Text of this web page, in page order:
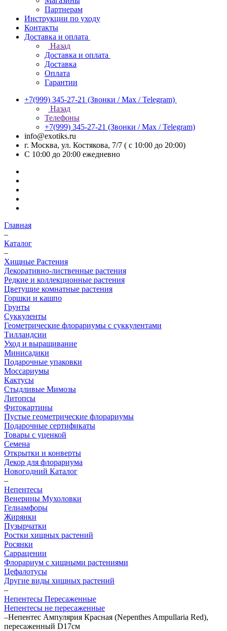
Партнерам
Инструкции по уходу
Контакты
Доставка и оплата
Назад
Доставка и оплата
Доставка
Оплата
Гарантии
+7(999) 345-27-21 (Звонки / Max / Telegram)
Назад
Телефоны
+7(999) 345-27-21 (Звонки / Max / Telegram)
info@exotiks.ru
г. Москва, ул. Костякова, 7/7 ( с 10:00 до 20:00)
С 10:00 до 20:00 ежедневно
Главная
–
Каталог
–
Хищные Растения
Декоративно-лиственные растения
Редкие и коллекционные растения
Цветущие комнатные растения
Горшки и кашпо
Грунты
Суккуленты
Геометрические флорариумы с суккулентами
Тилландсии
Уход и выращивание
Минисадики
Подарочные упаковки
Моссариумы
Кактусы
Стыдливые Мимозы
Литопсы
Фитокартины
Пустые геометрические флорариумы
Подарочные сертификаты
Товары с уценкой
Семена
Открытки и конверты
Декор для флорариума
Новогодний Каталог
–
Непентесы
Венерины Мухоловки
Гелиамфоры
Жирянки
Пузырчатки
Ростки хищных растений
Росянки
Саррацении
Флорариум с хищными растениями
Цефалотусы
Другие виды хищных растений
–
Непентесы Пересаженные
Непентесы не пересаженные
–Непентес Ампулярия Красная (Nepenthes Ampullaria Red),
пересаженный D17см